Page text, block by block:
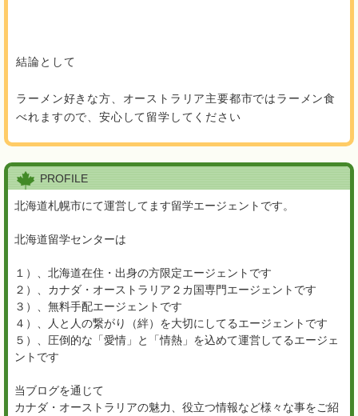
結論として
ラーメン好きな方、オーストラリア主要都市ではラーメン食
べれますので、安心して留学してください
PROFILE
北海道札幌市にて運営してます留学エージェントです。
北海道留学センターは
１）、北海道在住・出身の方限定エージェントです
２）、カナダ・オーストラリア２カ国専門エージェントです
３）、無料手配エージェントです
４）、人と人の繋がり（絆）を大切にしてるエージェントです
５）、圧倒的な「愛情」と「情熱」を込めて運営してるエージェ
ントです
当ブログを通じて
カナダ・オーストラリアの魅力、役立つ情報など様々な事をご紹